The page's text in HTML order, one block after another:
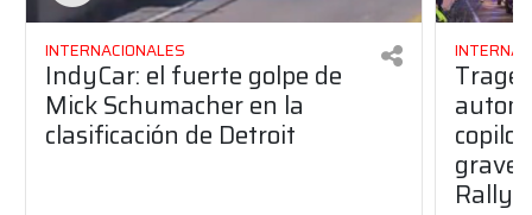
INTERNACIONALES
IndyCar: el fuerte golpe de
Mick Schumacher en la
clasificación de Detroit
grave
Rally